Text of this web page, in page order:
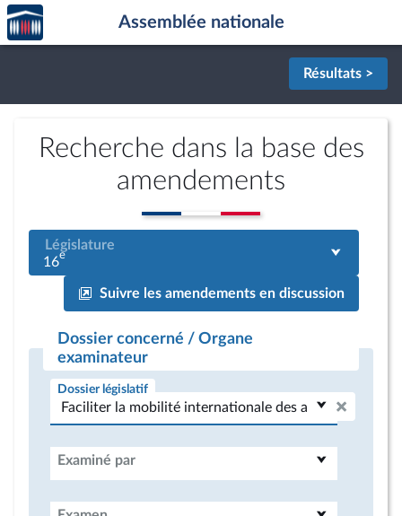
Aller au contenu
Aller en bas de la page
Accèder
à la
page
Assemblée nationale
Résultats >
Recherche dans la base des
amendements
Législature
16e
Suivre les amendements en discussion
Dossier concerné / Organe
examinateur
Dossier législatif
Examiné par